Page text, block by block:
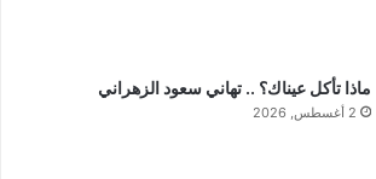
ماذا تأكل عيناك؟ .. تهاني سعود الزهراني
2 أغسطس, 2026